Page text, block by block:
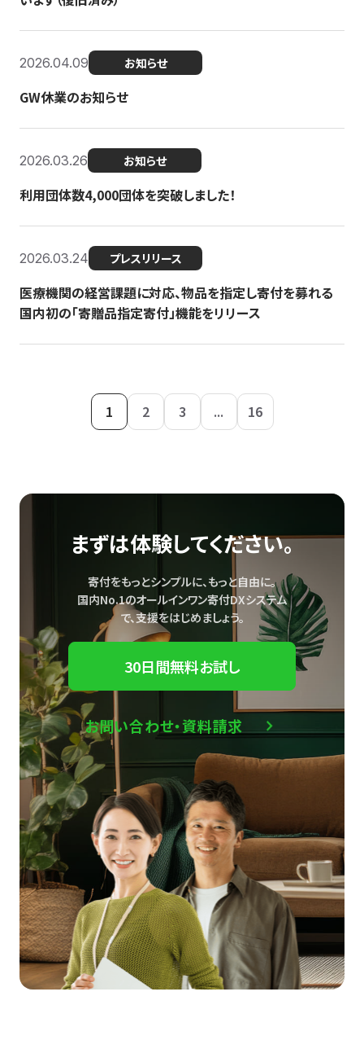
2026.04.09 お知らせ
GW休業のお知らせ
2026.03.26 お知らせ
利用団体数4,000団体を突破しました！
2026.03.24 プレスリリース
医療機関の経営課題に対応、物品を指定し寄付を募れる
国内初の「寄贈品指定寄付」機能をリリース
1 2 3 ... 16
まずは体験してください。
寄付をもっとシンプルに、もっと自由に。
国内No.1のオールインワン寄付DXシステム
で、支援をはじめましょう。
30日間無料お試し
お問い合わせ・資料請求